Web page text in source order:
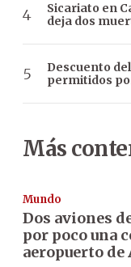
Sicariato en
deja dos
Descuento
permitidos
Más
Mundo
Dos aviones
por poco una
aeropuerto